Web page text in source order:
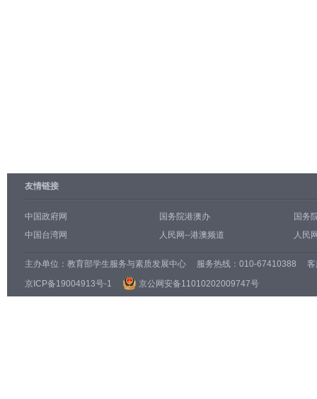
友情链接
中国政府网 国务院港澳办
国务
中国台湾网
人民网--港澳频道 人民
主办单位： 教育部学生服务与素质发展中心 服务热线：010-67410388 客
京ICP备19004913号-1
京公网安备11010202009747号